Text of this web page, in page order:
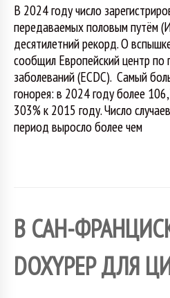
В 2024 году число
передаваемых половым путём
десятилетний рекорд. О
сообщил Европейский центр
заболеваний (ECDC). Самый
гонорея: в 2024 году более
303% к 2015 году. Число
период выросло более чем
В САН-
DOXYPEP ДЛЯ